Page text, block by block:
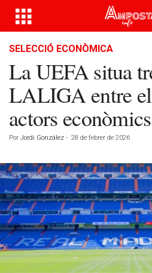
SELECCIÓ ECONÒMICA
La UEFA situa
LALIGA entre
actors
Por Jordi González - 28 de febrer de 2026